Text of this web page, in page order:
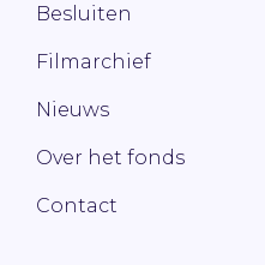
Besluiten
Filmarchief
Nieuws
Over het fonds
Contact